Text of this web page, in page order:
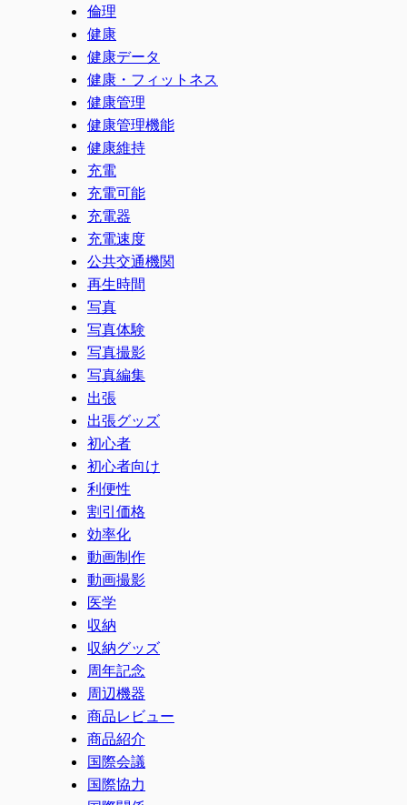
倫理
健康
健康データ
健康・フィットネス
健康管理
健康管理機能
健康維持
充電
充電可能
充電器
充電速度
公共交通機関
再生時間
写真
写真体験
写真撮影
写真編集
出張
出張グッズ
初心者
初心者向け
利便性
割引価格
効率化
動画制作
動画撮影
医学
収納
収納グッズ
周年記念
周辺機器
商品レビュー
商品紹介
国際会議
国際協力